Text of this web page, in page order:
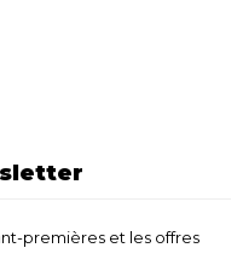
premières et les offres